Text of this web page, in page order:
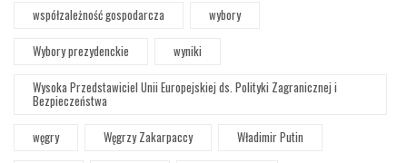
współzależność gospodarcza
wybory
Wybory prezydenckie
wyniki
Wysoka Przedstawiciel Unii Europejskiej ds. Polityki Zagranicznej i
Bezpieczeństwa
węgry
Węgrzy Zakarpaccy
Władimir Putin